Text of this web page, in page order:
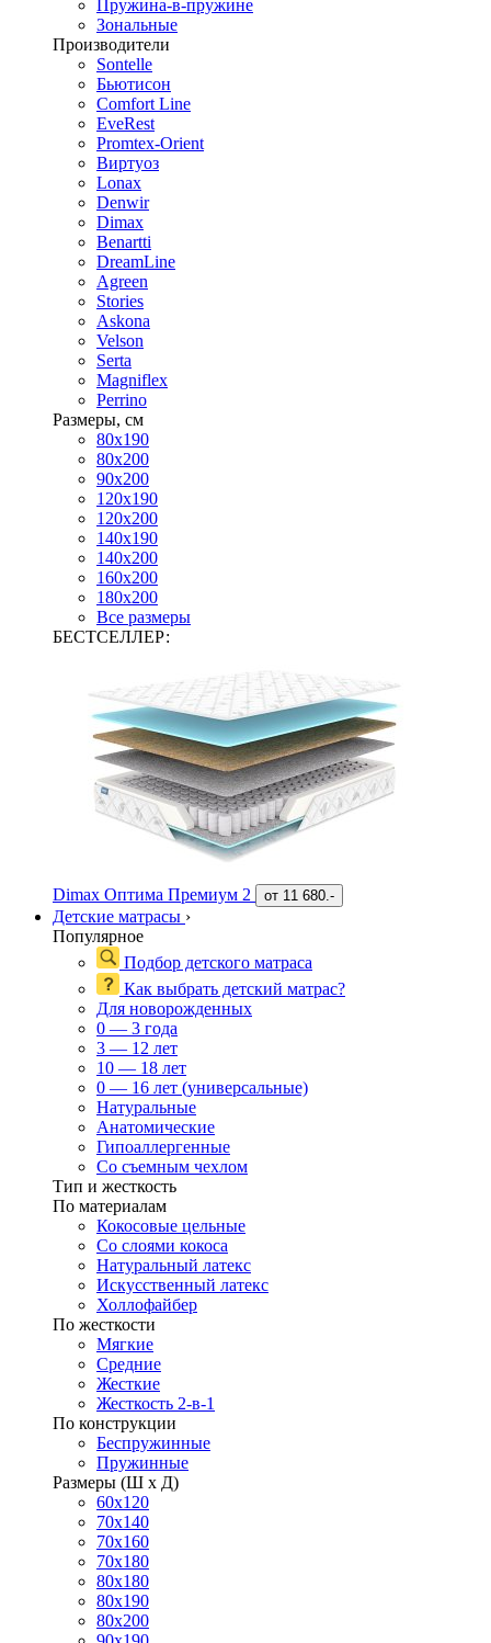
Пружина-в-пружине
Зональные
Производители
Sontelle
Бьютисон
Comfort Line
EveRest
Promtex-Orient
Виртуоз
Lonax
Denwir
Dimax
Benartti
DreamLine
Agreen
Stories
Askona
Velson
Serta
Magniflex
Perrino
Размеры, см
80х190
80х200
90х200
120х190
120х200
140х190
140х200
160х200
180х200
Все размеры
БЕСТСЕЛЛЕР:
Dimax Оптима Премиум 2 от 11 680.-
Детские матрасы ›
Популярное
Подбор детского матраса
Как выбрать детский матрас?
Для новорожденных
0 — 3 года
3 — 12 лет
10 — 18 лет
0 — 16 лет (универсальные)
Натуральные
Анатомические
Гипоаллергенные
Со съемным чехлом
Тип и жесткость
По материалам
Кокосовые цельные
Со слоями кокоса
Натуральный латекс
Искусственный латекс
Холлофайбер
По жесткости
Мягкие
Средние
Жесткие
Жесткость 2-в-1
По конструкции
Беспружинные
Пружинные
Размеры (Ш х Д)
60х120
70х140
70х160
70х180
80х180
80х190
80х200